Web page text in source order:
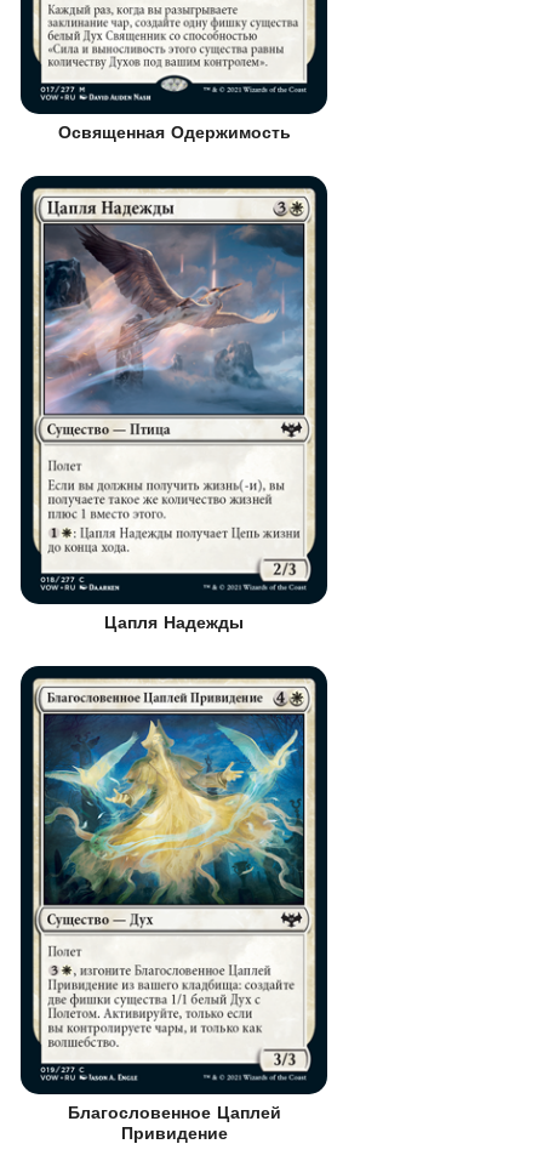
Освященная Одержимость
Цапля Надежды
Благословенное Цаплей
Привидение